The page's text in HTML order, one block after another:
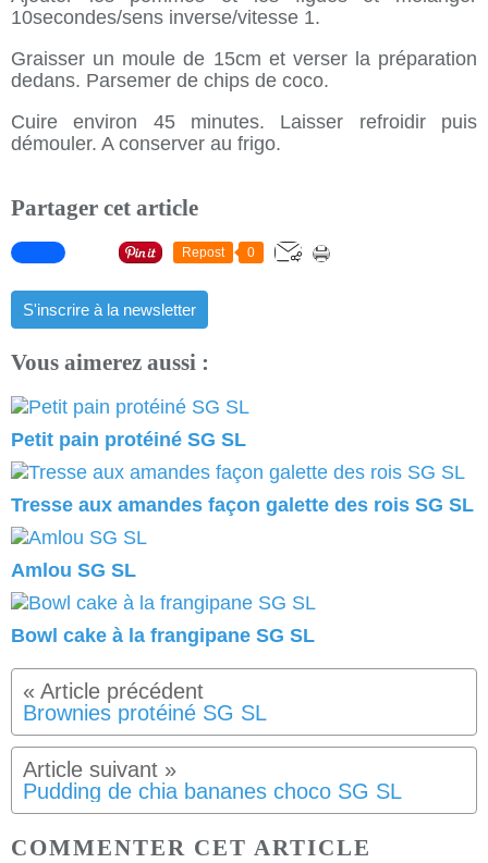
10secondes/sens inverse/vitesse 1.
Graisser un moule de 15cm et verser la préparation
dedans. Parsemer de chips de coco.
Cuire environ 45 minutes. Laisser refroidir puis
démouler. A conserver au frigo.
Partager cet article
Repost 0
S'inscrire à la newsletter
Vous aimerez aussi :
Petit pain protéiné SG SL
Tresse aux amandes façon galette des rois SG SL
Amlou SG SL
Bowl cake à la frangipane SG SL
Brownies protéiné SG SL
Pudding de chia bananes choco SG SL
COMMENTER CET ARTICLE